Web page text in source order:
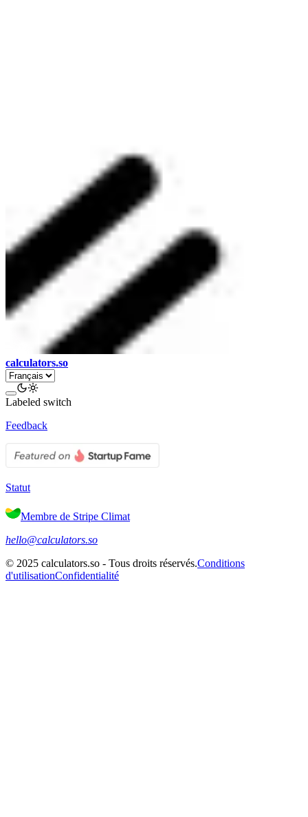
calculators.so
Labeled switch
Feedback
Statut
Membre de Stripe Climat
hello@calculators.so
© 2025 calculators.so - Tous droits réservés.Conditions
d'utilisationConfidentialité